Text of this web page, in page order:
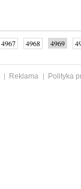
4967 4968 4969
Reklama
Polityka